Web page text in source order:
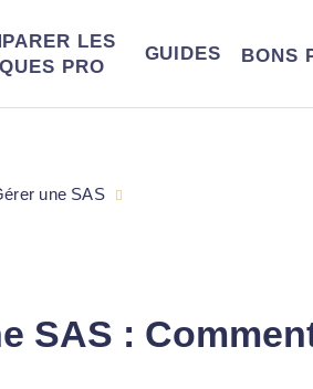
LES
PRO
GUIDES BONS
SAS :
une SAS